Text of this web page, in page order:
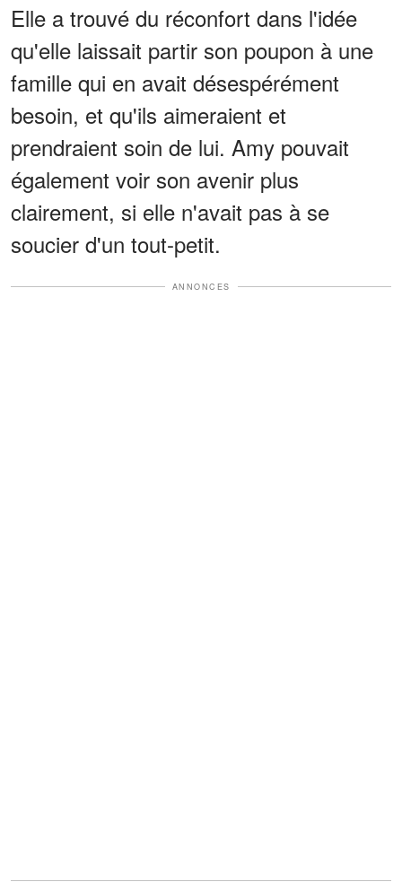
Elle a trouvé du réconfort dans l'idée
qu'elle laissait partir son poupon à une
famille qui en avait désespérément
besoin, et qu'ils aimeraient et
prendraient soin de lui. Amy pouvait
également voir son avenir plus
clairement, si elle n'avait pas à se
soucier d'un tout-petit.
ANNONCES